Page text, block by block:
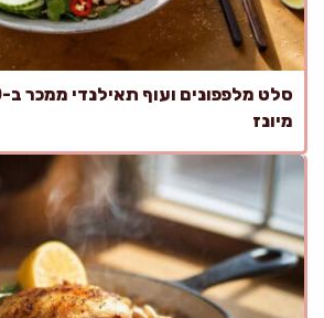
מיונז